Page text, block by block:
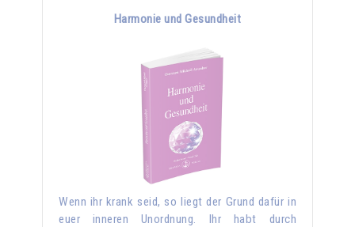
Harmonie und Gesundheit
Wenn ihr krank seid, so liegt der Grund dafür in
euer inneren Unordnung. Ihr habt durch